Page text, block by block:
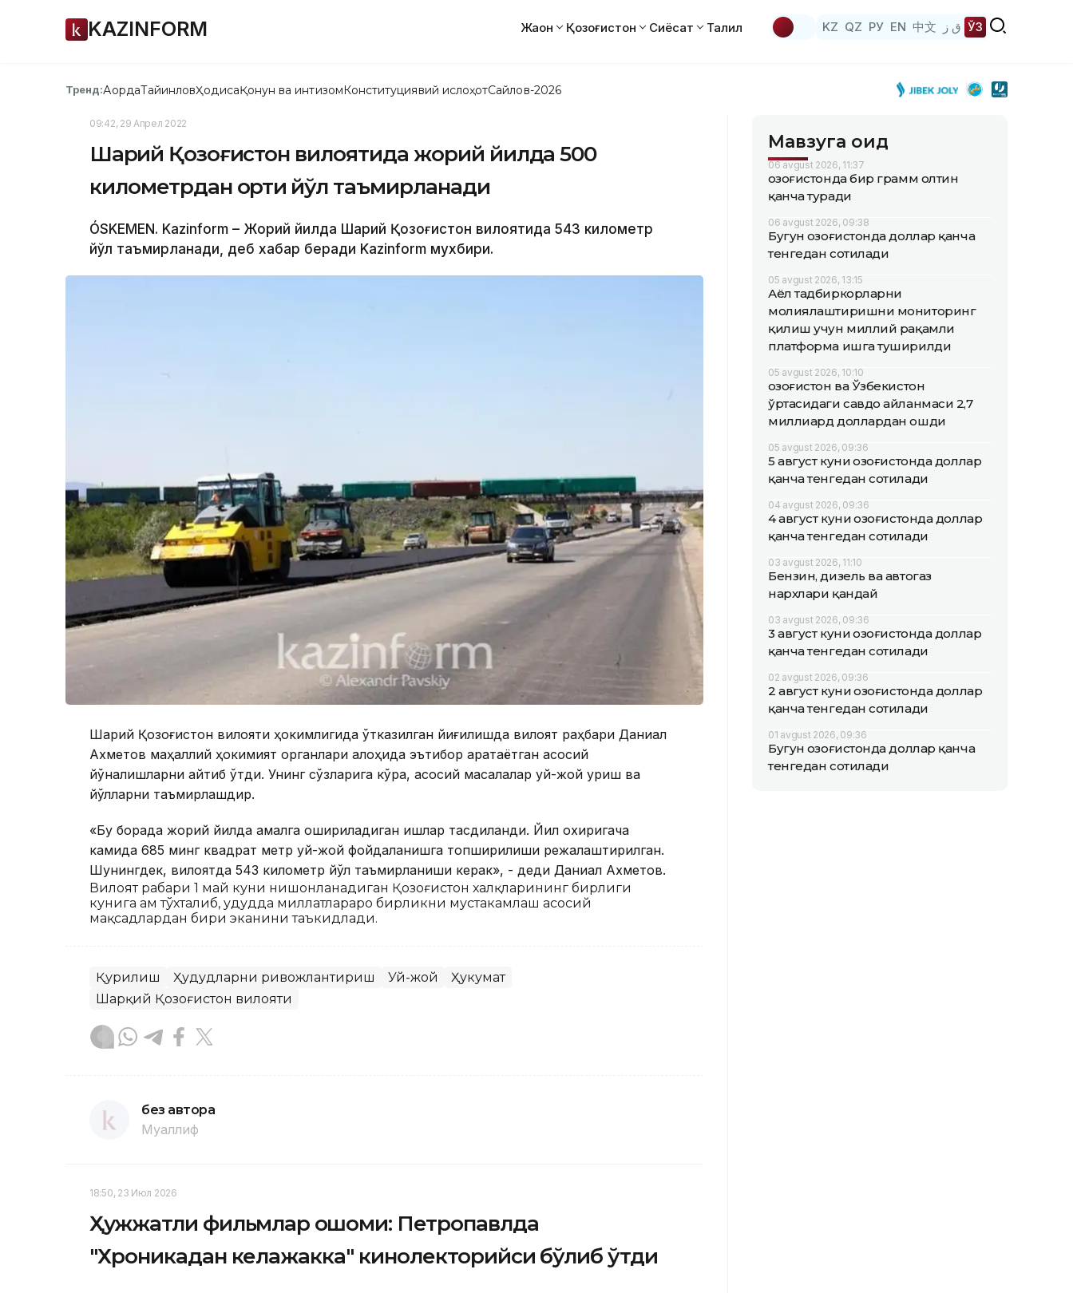
KAZINFORM Жаҳон Қозоғистон Сиёсат Таҳлил KZ QZ РУ EN 中文 ق ز ЎЗ
Тренд:АқордаТайинловҲодисаҚонун ва интизомКонституциявий ислоҳотСайлов-2026
09:42, 29 Апрел 2022
Шарқий Қозоғистон вилоятида жорий йилда 500
километрдан ортиқ йўл таъмирланади
ÓSKEMEN. Kazinform – Жорий йилда Шарқий Қозоғистон вилоятида 543 километр
йўл таъмирланади, деб хабар беради Kazinform мухбири.
Шарқий Қозоғистон вилояти ҳокимлигида ўтказилган йиғилишда вилоят раҳбари Даниал
Ахметов маҳаллий ҳокимият органлари алоҳида эътибор қаратаётган асосий
йўналишларни айтиб ўтди. Унинг сўзларига кўра, асосий масалалар уй-жой қуриш ва
йўлларни таъмирлашдир.
«Бу борада жорий йилда амалга ошириладиган ишлар тасдиқланди. Йил охиригача
камида 685 минг квадрат метр уй-жой фойдаланишга топширилиши режалаштирилган.
Шунингдек, вилоятда 543 километр йўл таъмирланиши керак», - деди Даниал Ахметов.
Вилоят раҳбари 1 май куни нишонланадиган Қозоғистон халқларининг бирлиги
кунига ҳам тўхталиб, ҳудудда миллатлараро бирликни мустаҳкамлаш асосий
мақсадлардан бири эканини таъкидлади.
Қурилиш Ҳудудларни ривожлантириш Уй-жой
Ҳукумат
Шарқий Қозоғистон вилояти
без автора
Муаллиф
18:50, 23 Июл 2026
Ҳужжатли фильмлар оқшоми: Петропавлда
"Хроникадан келажакка" кинолекторийси бўлиб ўтди
Мавзуга оид
06 avgust 2026, 11:37
Қозоғистонда бир грамм олтин
қанча туради
06 avgust 2026, 09:38
Бугун Қозоғистонда доллар қанча
тенгедан сотилади
05 avgust 2026, 13:15
Аёл тадбиркорларни
молиялаштиришни мониторинг
қилиш учун миллий рақамли
платформа ишга туширилди
05 avgust 2026, 10:10
Қозоғистон ва Ўзбекистон
ўртасидаги савдо айланмаси 2,7
миллиард доллардан ошди
05 avgust 2026, 09:36
5 август куни Қозоғистонда доллар
қанча тенгедан сотилади
04 avgust 2026, 09:36
4 август куни Қозоғистонда доллар
қанча тенгедан сотилади
03 avgust 2026, 11:10
Бензин, дизель ва автогаз
нархлари қандай
03 avgust 2026, 09:36
3 август куни Қозоғистонда доллар
қанча тенгедан сотилади
02 avgust 2026, 09:36
2 август куни Қозоғистонда доллар
қанча тенгедан сотилади
01 avgust 2026, 09:36
Бугун Қозоғистонда доллар қанча
тенгедан сотилади